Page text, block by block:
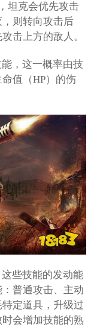
坦克会优先攻击
则转向攻击后
击上方的敌人。
，这一概率由技
值（HP）的伤
些技能的发动能
普通攻击、主动
定道具，升级过
会增加技能的熟